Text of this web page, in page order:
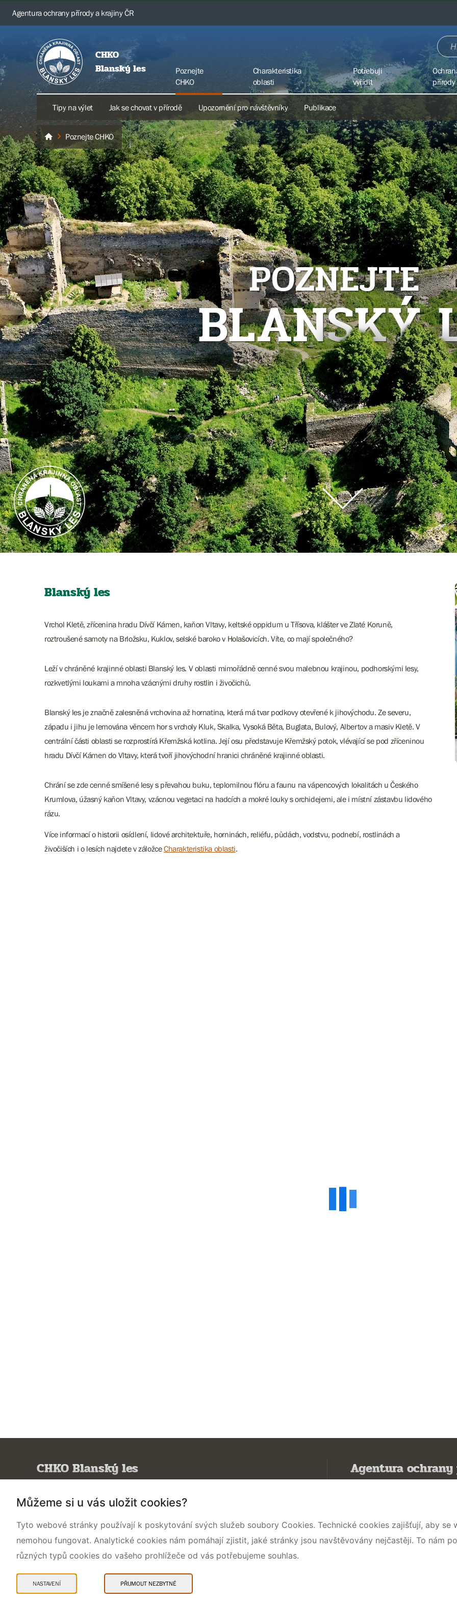
Agentura ochrany přírody a krajiny ČR
CHKO
Blanský les
Poznejte
CHKO
Tipy na výlet Jak se chovat v přírodě Upozornění pro návštěvníky Publikace
Charakteristika
oblasti
Potřebuji
vyřídit
přírody
Blanský les
Poznejte CHKO
Blanský les
Vrchol Kletě, zřícenina hradu Dívčí Kámen, kaňon Vltavy, keltské oppidum u Třísova, klášter ve Zlaté Koruně,
roztroušené samoty na Brložsku, Kuklov, selské baroko v Holašovicích. Víte, co mají společného?
Leží v chráněné krajinné oblasti Blanský les. V oblasti mimořádně cenné svou malebnou krajinou, podhorskými lesy,
rozkvetlými loukami a mnoha vzácnými druhy rostlin i živočichů.
Blanský les je značně zalesněná vrchovina až hornatina, která má tvar podkovy otevřené k jihovýchodu. Ze severu,
západu i jihu je lemována věncem hor s vrcholy Kluk, Skalka, Vysoká Běta, Buglata, Bulový, Albertov a masiv Kletě. V
centrální části oblasti se rozprostírá Křemžská kotlina. Její osu představujeKřemžský potok, vlévající se pod zříceninou
hradu Dívčí Kámen do Vltavy, která tvoříjihovýchodní hranici chráněné krajinné oblasti.
Chrání se zde cenné smíšené lesy s převahou buku, teplomilnou flóru a faunu na vápencových lokalitách u Českého
Krumlova, úžasný kaňon Vltavy, vzácnou vegetaci na hadcích a mokré louky s orchidejemi, ale i místní zástavbu lidového
rázu.
Více informací o historii osídlení, lidové architektuře, horninách, reliéfu, půdách, vodstvu, podnebí, rostlinách a
živočiších i o lesích najdete v záložceCharakteristika oblasti.
CHKO Blanský les
Poznejte CHKO
Ochrana přírody
Potřebuji vyřídit
Aktuality a akce
Kontakty
Agentura
Chráníme přírodu a krajinu
Pečujeme o přírodu a krajinu
Můžeme si u vás uložit cookies?
Tyto webové stránky používají k poskytování svých služeb soubory Cookies. Technické cookies zajišťují, aby
nemohou fungovat. Analytické cookies nám pomáhají zjistit, jaké stránky jsou navštěvovány nejčastěji. To nám
různých typů cookies do vašeho prohlížeče od vás potřebujeme souhlas.
NASTAVENÍ PŘIJMOUT NEZBYTNÉ